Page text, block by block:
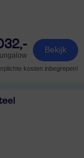
Bekijk
kosten inbegrepen!